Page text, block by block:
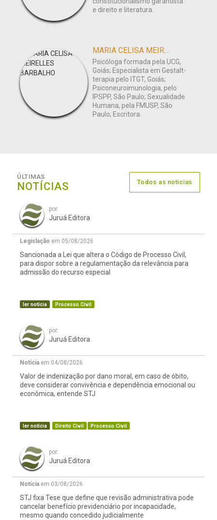
e direito e literatura.
MARIA CELISA MEIRELLES BARBALHO
Psicóloga formada pela UCG,
Goiás; Especialista em Gestalt-
terapia pelo ITGT, Goiás;
Psiconeuroimunologia, pelo
IPSPP, São Paulo; Sexualidade
Humana, pela FMUSP, São
Paulo; Escritora.
ÚLTIMAS
NOTÍCIAS Todos as noticias
por:
Juruá Editora
Legislação em 05/08/2026
Sancionada a Lei que altera o Código de Processo Civil,
para dispor sobre a regulamentação da relevância para
admissão do recurso especial
ler notícia Processo Civil
por:
Juruá Editora
Notícia em 04/08/2026
Valor de indenização por dano moral, em caso de óbito,
deve considerar convivência e dependência emocional ou
econômica, entende STJ
ler notícia Direito Civil Processo Civil
por:
Juruá Editora
Notícia em 03/08/2026
STJ fixa Tese que define que revisão administrativa pode
cancelar benefício previdenciário por incapacidade,
mesmo quando concedido judicialmente